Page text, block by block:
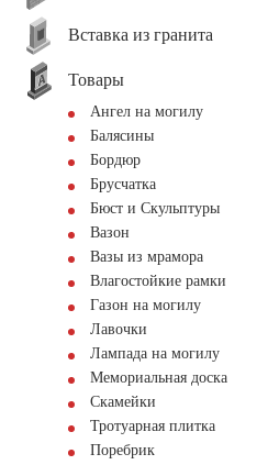
Вставка из гранита
Товары
Ангел на могилу
Балясины
Бордюр
Брусчатка
Бюст и Скульптуры
Вазон
Вазы из мрамора
Влагостойкие рамки
Газон на могилу
Лавочки
Лампада на могилу
Мемориальная доска
Скамейки
Тротуарная плитка
Поребрик